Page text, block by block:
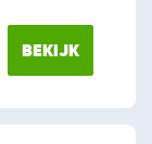
BEKIJK